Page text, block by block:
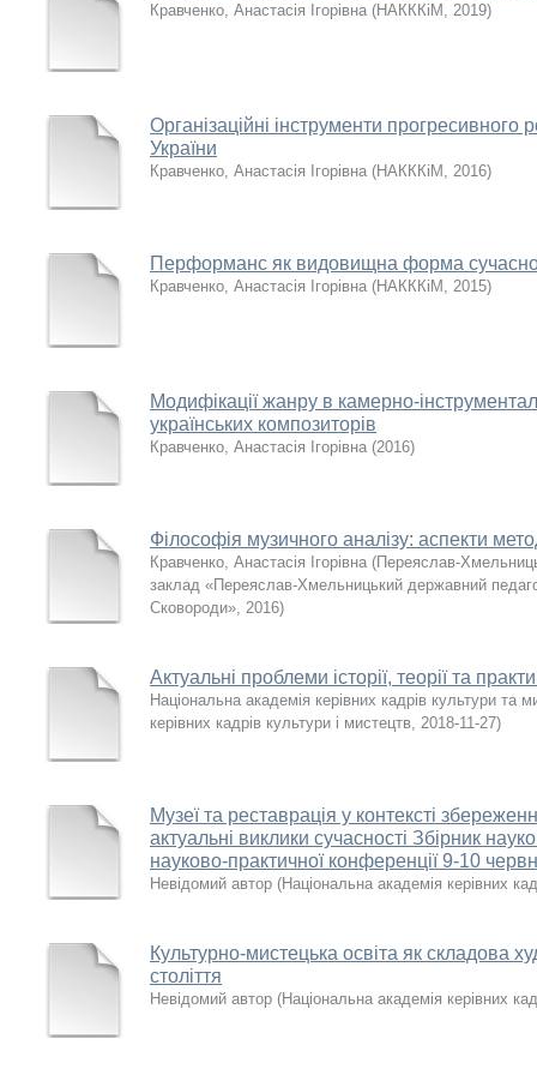
Кравченко, Анастасія Ігорівна (НАКККіМ , 2019)
Організаційні інструменти прогресивного
України
Кравченко, Анастасія Ігорівна (НАКККіМ , 2016)
Перформанс як видовищна форма
Кравченко, Анастасія Ігорівна (НАКККіМ , 2015)
Модифікації жанру в камерно-
українських композиторів
Кравченко, Анастасія Ігорівна (2016)
Філософія музичного аналізу: аспекти
Кравченко, Анастасія Ігорівна (Переяслав-
заклад «Переяслав-Хмельницький державний
Сковороди», 2016)
Актуальні проблеми історії, теорії та
Національна академія керівних кадрів культури та
керівних кадрів культури і мистецтв, 2018-11-27)
Музеї та реставрація у контексті
актуальні виклики сучасності Збірник
науково-практичної конференції 9-10
Невідомий автор (Національна академія керівних
Культурно-мистецька освіта як складова
століття
Невідомий автор (Національна академія керівних